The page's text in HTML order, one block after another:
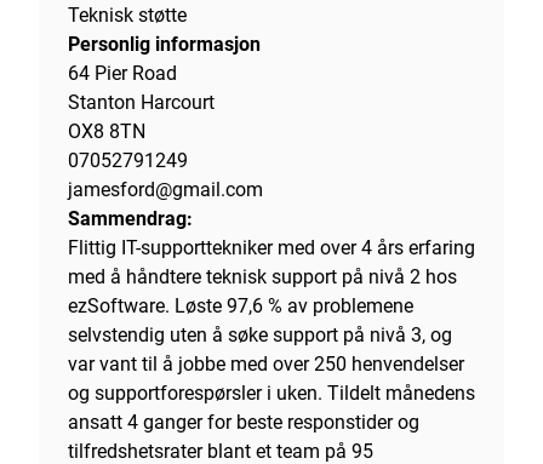
Teknisk støtte
Personlig informasjon
64 Pier Road
Stanton Harcourt
OX8 8TN
07052791249
jamesford@gmail.com
Sammendrag:
Flittig IT-supporttekniker med over 4 års erfaring
med å håndtere teknisk support på nivå 2 hos
ezSoftware. Løste 97,6 % av problemene
selvstendig uten å søke support på nivå 3, og
var vant til å jobbe med over 250 henvendelser
og supportforespørsler i uken. Tildelt månedens
ansatt 4 ganger for beste responstider og
tilfredshetsrater blant et team på 95